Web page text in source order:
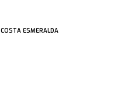
COSTA ESMERALDA